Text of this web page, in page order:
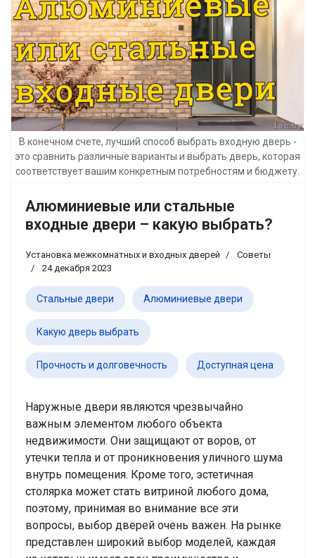
В конечном счете, лучший способ выбрать входную дверь -
это сравнить различные варианты и выбрать дверь, которая
соответствует вашим конкретным потребностям и бюджету.
Алюминиевые или стальные
входные двери – какую выбрать?
Установка межкомнатных и входных дверей
Советы
24 декабря 2023
Стальные двери Алюминиевые двери
Какую дверь выбрать
Прочность и долговечность Доступная цена
Наружные двери являются чрезвычайно
важным элементом любого объекта
недвижимости. Они защищают от воров, от
утечки тепла и от проникновения уличного шума
внутрь помещения. Кроме того, эстетичная
столярка может стать витриной любого дома,
поэтому, принимая во внимание все эти
вопросы, выбор дверей очень важен. На рынке
представлен широкий выбор моделей, каждая